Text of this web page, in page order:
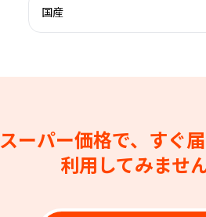
国産
スーパー価格で、すぐ
利用してみませ